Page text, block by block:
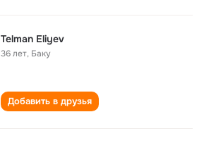
Telman Eliyev
36 лет, Баку
Добавить в друзья